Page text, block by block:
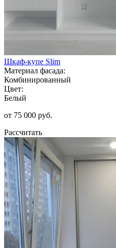
Шкаф-купе Slim
Материал фасада:
Комбинированный
Цвет:
Белый
от 75 000 руб.
Рассчитать